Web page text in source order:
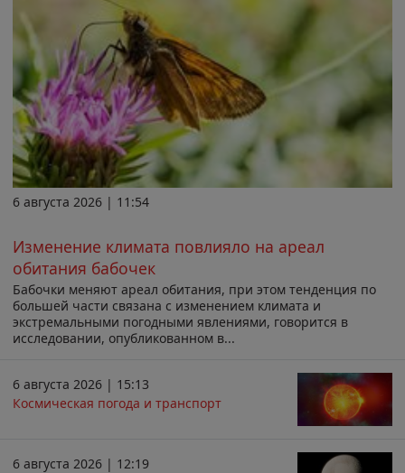
6 августа 2026 | 11:54
Изменение климата повлияло на ареал
обитания бабочек
Бабочки меняют ареал обитания, при этом тенденция по
большей части связана с изменением климата и
экстремальными погодными явлениями, говорится в
исследовании, опубликованном в...
6 августа 2026 | 15:13
Космическая погода и транспорт
6 августа 2026 | 12:19